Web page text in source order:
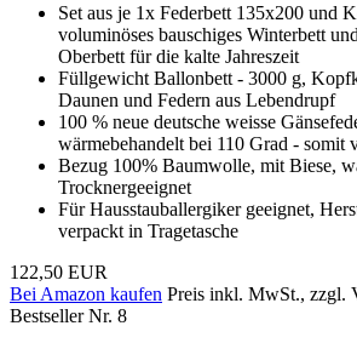
Set aus je 1x Federbett 135x200 und
voluminöses bauschiges Winterbett
Oberbett für die kalte Jahreszeit
Füllgewicht Ballonbett - 3000 g,
Daunen und Federn aus Lebendrupf
100 % neue deutsche weisse
wärmebehandelt bei 110 Grad - somit
Bezug 100% Baumwolle, mit Biese,
Trocknergeeignet
Für Hausstauballergiker geeignet,
verpackt in Tragetasche
122,50 EUR
Bei Amazon kaufen Preis inkl. MwSt., zzgl.
Bestseller Nr. 8